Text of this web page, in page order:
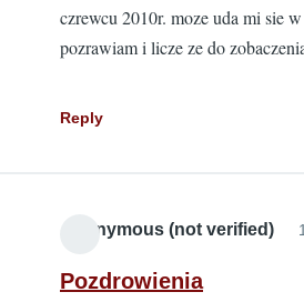
czrewcu 2010r. moze uda mi sie
pozrawiam i licze ze do
Reply
Anonymous (not verified)
Pozdrowienia